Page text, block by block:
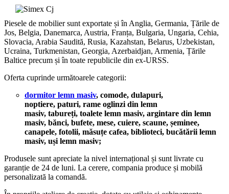
Piesele de mobilier sunt exportate și în Anglia, Germania, Țările de
Jos, Belgia, Danemarca, Austria, Franța, Bulgaria, Ungaria, Cehia,
Slovacia, Arabia Saudită, Rusia, Kazahstan, Belarus, Uzbekistan,
Ucraina, Turkmenistan, Georgia, Azerbaidjan, Armenia, Țările
Baltice precum și în toate republicile din ex-URSS.
Oferta cuprinde următoarele categorii:
dormitor lemn masiv, comode, dulapuri,
noptiere, paturi, rame oglinzi din lemn
masiv, tabureți, toalete lemn masiv, argintare din lemn
masiv, bănci, bufete, mese, cuiere, scaune, șeminee,
canapele, fotolii, măsuțe cafea, biblioteci, bucătării lemn
masiv, uși lemn masiv;
Produsele sunt apreciate la nivel internațional și sunt livrate cu
garanție de 24 de luni. La cerere, compania produce și mobilă
personalizată la comandă.